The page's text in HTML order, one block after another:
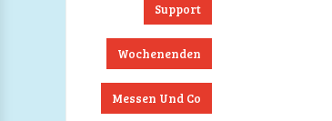
Support
Wochenenden
Messen Und Co